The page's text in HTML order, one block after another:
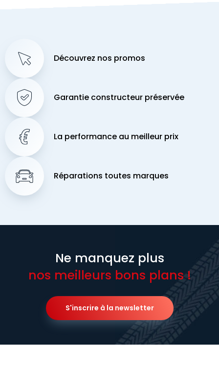
Découvrez nos promos
Garantie constructeur préservée
La performance au meilleur prix
Réparations toutes marques
Ne manquez plus
nos meilleurs bons plans !
S'inscrire à la newsletter